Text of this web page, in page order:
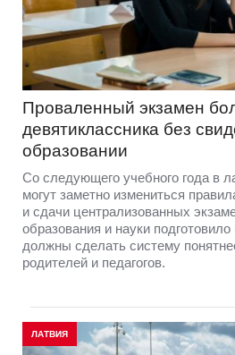
Проваленный экзамен
девятиклассника без
образовании
Со следующего учебного года в
могут заметно измениться
и сдачи централизованных
образования и науки
должны сделать систему
родителей и педагогов.
ЛАТВИЯ